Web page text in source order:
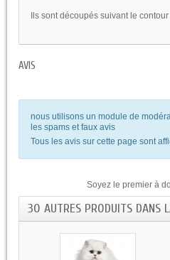
Ils sont découpés suivant le contour
AVIS
nous utilisons un module de
les spams et faux avis
Tous les avis sur cette page sont
Soyez le premier à
30 AUTRES PRODUITS DANS